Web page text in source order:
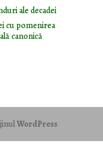
ale decadei
cu pomenirea
canonică
WordPress